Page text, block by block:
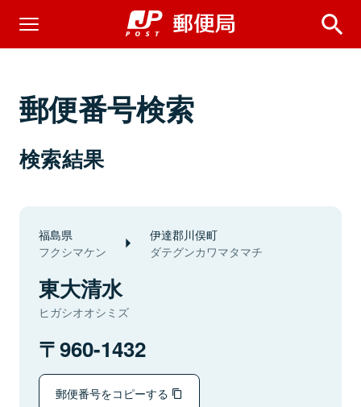
郵便番号検索
検索結果
福島県
フクシマケン
伊達郡川俣町
ダテグンカワマタマチ
東大清水
ヒガシオオシミズ
960-1432
郵便番号をコピーする